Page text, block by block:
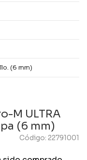
(6 mm)
M ULTRA
(6 mm)
Código: 22791001